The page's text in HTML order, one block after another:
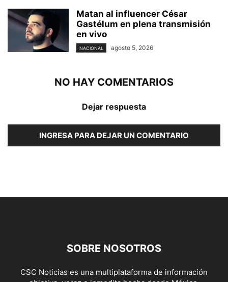
Matan al influencer César
Gastélum en plena transmisión
en vivo
NACIONAL agosto 5, 2026
NO HAY COMENTARIOS
Dejar respuesta
INGRESA PARA DEJAR UN COMENTARIO
SOBRE NOSOTROS
CSC Noticias es una multiplataforma de información